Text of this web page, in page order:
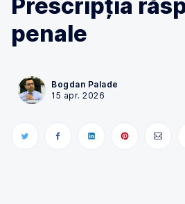
Prescripția
penale
Bogdan Palade
15 apr. 2026